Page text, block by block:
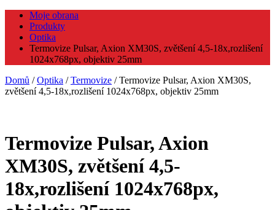
Moje obrana
Produkty
Optika
Termovize Pulsar, Axion XM30S, zvětšení 4,5-18x,rozlišení
1024x768px, objektiv 25mm
Domů /Optika /Termovize / Termovize Pulsar, Axion XM30S,
zvětšení 4,5-18x,rozlišení 1024x768px, objektiv 25mm
Termovize Pulsar, Axion
XM30S, zvětšení 4,5-
18x,rozlišení 1024x768px,